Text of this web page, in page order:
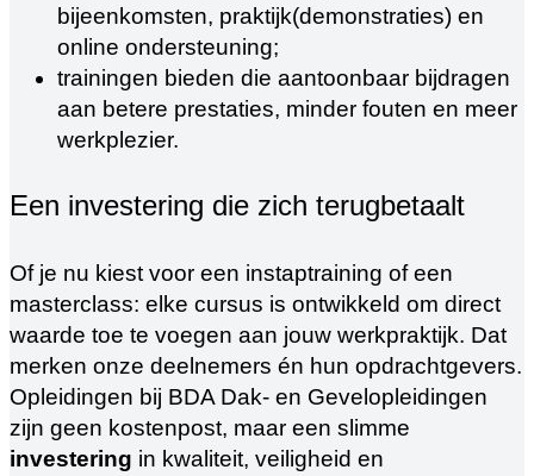
bijeenkomsten, praktijk(demonstraties) en
online ondersteuning;
trainingen bieden die aantoonbaar bijdragen
aan betere prestaties, minder fouten en meer
werkplezier.
Een investering die zich terugbetaalt
Of je nu kiest voor een instaptraining of een
masterclass: elke cursus is ontwikkeld om direct
waarde toe te voegen aan jouw werkpraktijk. Dat
merken onze deelnemers én hun opdrachtgevers.
Opleidingen bij BDA Dak- en Gevelopleidingen
zijn geen kostenpost, maar een slimme
investering in kwaliteit, veiligheid en